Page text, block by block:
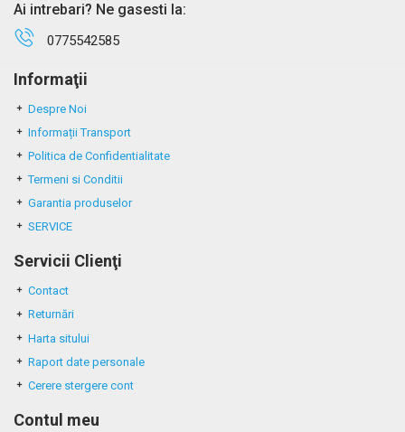
Ai intrebari? Ne gasesti la:
0775542585
Informaţii
Despre Noi
Informații Transport
Politica de Confidentialitate
Termeni si Conditii
Garantia produselor
SERVICE
Servicii Clienţi
Contact
Returnări
Harta sitului
Raport date personale
Cerere stergere cont
Contul meu